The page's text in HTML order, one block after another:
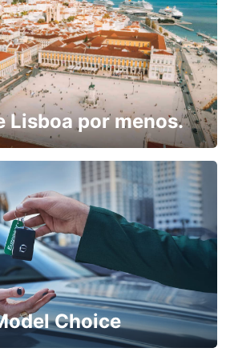
Lisboa por menos.
Choice